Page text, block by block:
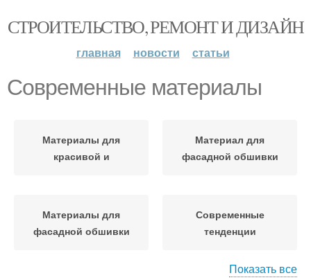
СТРОИТЕЛЬСТВО, РЕМОНТ И ДИЗАЙН
главная новости статьи
Современные материалы
Материалы для
красивой и
Материал для
фасадной обшивки
Материалы для
фасадной обшивки
Современные
тенденции
Показать все